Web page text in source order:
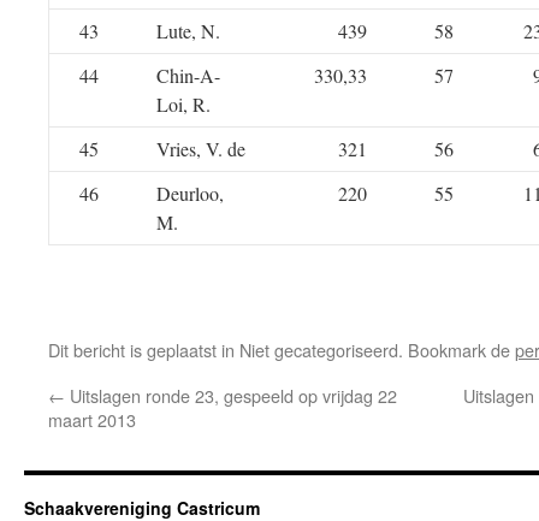
43 Lute, N. 439 58
44
Chin-A-
Loi, R.
330,33 57
45 Vries, V. de 321 56
46
Deurloo,
M.
220 55
Dit bericht is geplaatst in Niet gecategoriseerd. Bookmark de
← Uitslagen ronde 23, gespeeld op vrijdag 22
maart 2013
Schaakvereniging Castricum